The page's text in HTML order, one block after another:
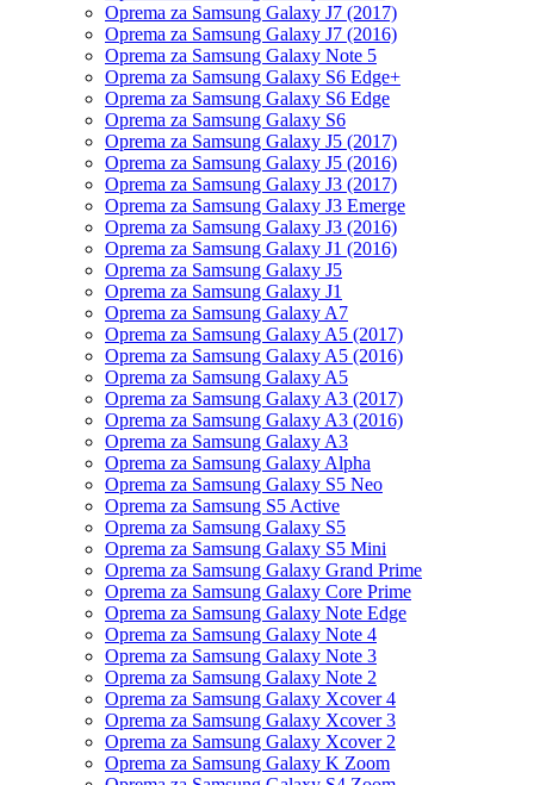
Oprema za Samsung Galaxy J7 (2017)
Oprema za Samsung Galaxy J7 (2016)
Oprema za Samsung Galaxy Note 5
Oprema za Samsung Galaxy S6 Edge+
Oprema za Samsung Galaxy S6 Edge
Oprema za Samsung Galaxy S6
Oprema za Samsung Galaxy J5 (2017)
Oprema za Samsung Galaxy J5 (2016)
Oprema za Samsung Galaxy J3 (2017)
Oprema za Samsung Galaxy J3 Emerge
Oprema za Samsung Galaxy J3 (2016)
Oprema za Samsung Galaxy J1 (2016)
Oprema za Samsung Galaxy J5
Oprema za Samsung Galaxy J1
Oprema za Samsung Galaxy A7
Oprema za Samsung Galaxy A5 (2017)
Oprema za Samsung Galaxy A5 (2016)
Oprema za Samsung Galaxy A5
Oprema za Samsung Galaxy A3 (2017)
Oprema za Samsung Galaxy A3 (2016)
Oprema za Samsung Galaxy A3
Oprema za Samsung Galaxy Alpha
Oprema za Samsung Galaxy S5 Neo
Oprema za Samsung S5 Active
Oprema za Samsung Galaxy S5
Oprema za Samsung Galaxy S5 Mini
Oprema za Samsung Galaxy Grand Prime
Oprema za Samsung Galaxy Core Prime
Oprema za Samsung Galaxy Note Edge
Oprema za Samsung Galaxy Note 4
Oprema za Samsung Galaxy Note 3
Oprema za Samsung Galaxy Note 2
Oprema za Samsung Galaxy Xcover 4
Oprema za Samsung Galaxy Xcover 3
Oprema za Samsung Galaxy Xcover 2
Oprema za Samsung Galaxy K Zoom